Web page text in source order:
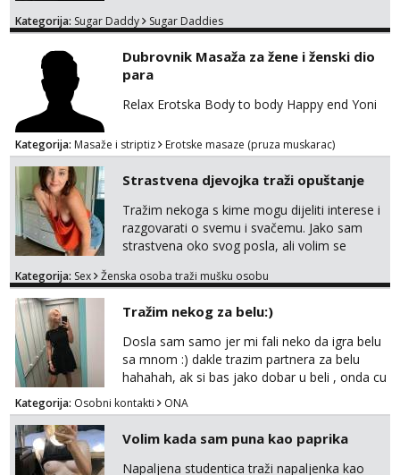
kosu - se dobro ljubiš - si fleksibilna s
dostupna radnim danom (vikendi i noći su za
obitelj) - vodiš brigu o zdravlju i koristiš
zaštitu Ne javljajte se: - debele - frajeri i
Kategorija: Sugar Daddy Sugar Daddies
Dubrovnik Masaža za žene i ženski dio
para
Relax Erotska Body to body Happy end Yoni
Kategorija: Masaže i striptiz Erotske masaze (pruza muskarac)
Strastvena djevojka traži opuštanje
Tražim nekoga s kime mogu dijeliti interese i
razgovarati o svemu i svačemu. Jako sam
strastvena oko svog posla, ali volim se
Voljela bi naci nekoga pa da se nemoram
ispod i nadji me tamo, cekam te!
Kategorija: Sex Ženska osoba traži mušku osobu
Tražim nekog za belu:)
Dosla sam samo jer mi fali neko da igra belu
sa mnom :) dakle trazim partnera za belu
hahahah, ak si bas jako dobar u beli , onda cu
razmislit za dalje Klikni na link ispod i nadji me
tamo, cekam te!
Kategorija: Osobni kontakti ONA
Volim kada sam puna kao paprika
Napaljena studentica traži napaljenka kao